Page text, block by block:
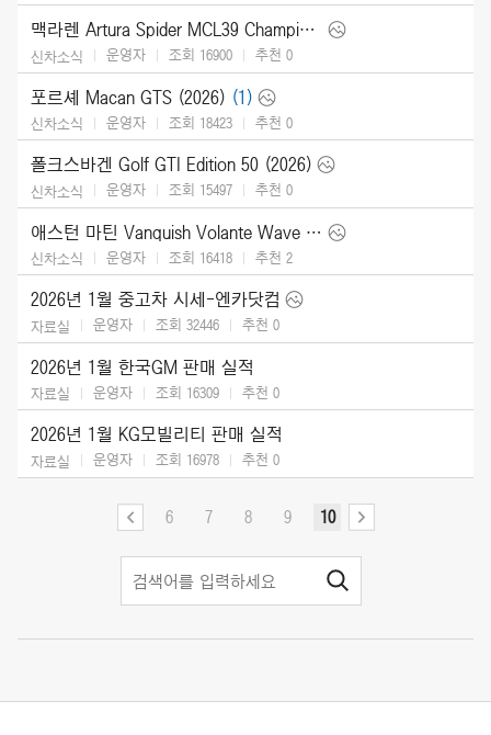
맥라렌 Artura Spider MCL39 Championship Edition (2026)
신차소식 운영자 조회 16900 추천 0
포르셰 Macan GTS (2026) (1)
신차소식 운영자 조회 18423 추천 0
폴크스바겐 Golf GTI Edition 50 (2026)
신차소식 운영자 조회 15497 추천 0
애스턴 마틴 Vanquish Volante Wave Edition (2026)
신차소식 운영자 조회 16418 추천 2
2026년 1월 중고차 시세-엔카닷컴
자료실 운영자 조회 32446 추천 0
2026년 1월 한국GM 판매 실적
자료실 운영자 조회 16309 추천 0
2026년 1월 KG모빌리티 판매 실적
자료실 운영자 조회 16978 추천 0
6 7 8 9 10